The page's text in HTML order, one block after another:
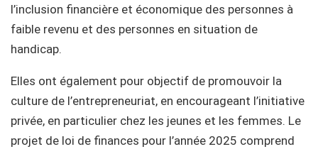
l’inclusion financière et économique des personnes à
faible revenu et des personnes en situation de
handicap.
Elles ont également pour objectif de promouvoir la
culture de l’entrepreneuriat, en encourageant l’initiative
privée, en particulier chez les jeunes et les femmes. Le
projet de loi de finances pour l’année 2025 comprend